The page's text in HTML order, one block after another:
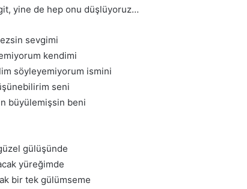
yine de hep onu düşlüyoruz…
sevgimi
kendimi
söyleyemiyorum ismini
seni
büyülemişsin beni
gülüşünde
yüreğimde
bir tek gülümseme